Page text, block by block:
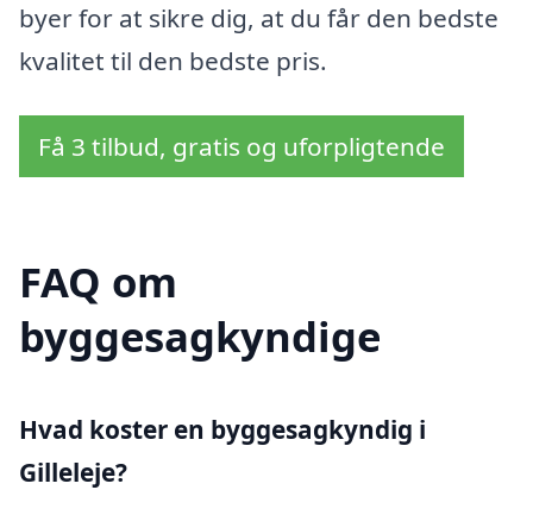
byer for at sikre dig, at du får den bedste
kvalitet til den bedste pris.
Få 3 tilbud, gratis og uforpligtende
FAQ om
byggesagkyndige
Hvad koster en byggesagkyndig i
Gilleleje?